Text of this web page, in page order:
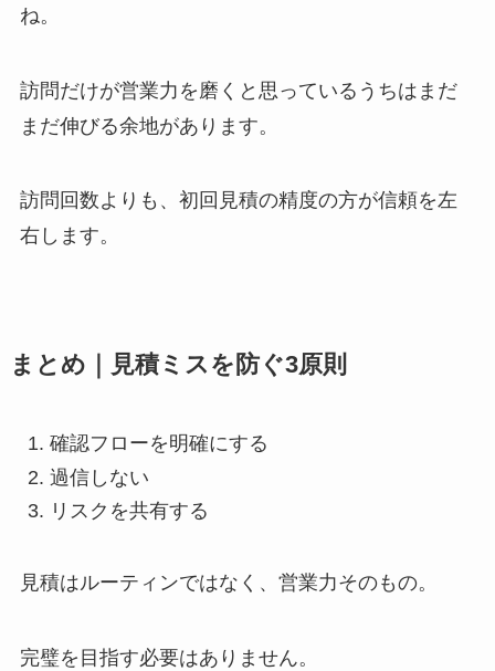
ね。
訪問だけが営業力を磨くと思っているうちはまだ
まだ伸びる余地があります。
訪問回数よりも、初回見積の精度の方が信頼を左
右します。
まとめ｜見積ミスを防ぐ3原則
確認フローを明確にする
過信しない
リスクを共有する
見積はルーティンではなく、営業力そのもの。
完璧を目指す必要はありません。